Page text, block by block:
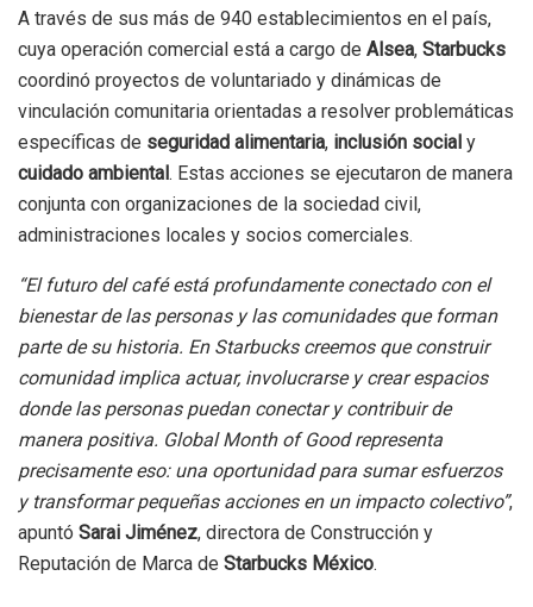
A través de sus más de 940 establecimientos en el país,
cuya operación comercial está a cargo de Alsea, Starbucks
coordinó proyectos de voluntariado y dinámicas de
vinculación comunitaria orientadas a resolver problemáticas
específicas de seguridad alimentaria, inclusión social y
cuidado ambiental. Estas acciones se ejecutaron de manera
conjunta con organizaciones de la sociedad civil,
administraciones locales y socios comerciales.
“El futuro del café está profundamente conectado con el
bienestar de las personas y las comunidades que forman
parte de su historia. En Starbucks creemos que construir
comunidad implica actuar, involucrarse y crear espacios
donde las personas puedan conectar y contribuir de
manera positiva. Global Month of Good representa
precisamente eso: una oportunidad para sumar esfuerzos
y transformar pequeñas acciones en un impacto colectivo”,
apuntó Sarai Jiménez, directora de Construcción y
Reputación de Marca de Starbucks México.